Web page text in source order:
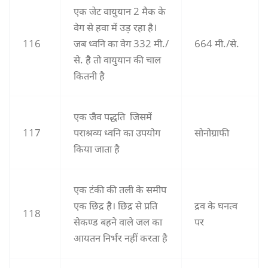
116
एक जेट वायुयान 2 मैक के
वेग से हवा में उड़ रहा है।
जब ध्वनि का वेग 332 मी./
से. है तो वायुयान की चाल
कितनी है
664 मी./से.
117
एक जैव पद्धति जिसमें
पराश्रव्य ध्वनि का उपयोग
किया जाता है
सोनोग्राफी
118
एक टंकी की तली के समीप
एक छिद्र है। छिद्र से प्रति
सेकण्ड बहने वाले जल का
आयतन निर्भर नहीं करता है
द्रव के घनत्व
पर